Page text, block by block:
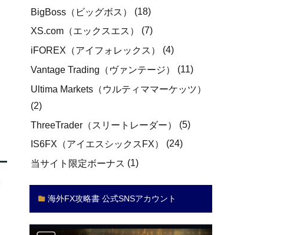
BigBoss（ビッグボス）
(18)
XS.com（エックスエス）
(7)
iFOREX（アイフォレックス）
(4)
Vantage Trading（ヴァンテージ）
(11)
Ultima Markets（ウルティママーケッツ）
(2)
ThreeTrader（スリートレーダー）
(5)
IS6FX（アイエスシックスFX）
(24)
当サイト限定ボーナス (1)
海外FX攻略書 公式SNSアカウント